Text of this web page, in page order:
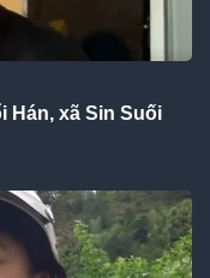
Hán, xã Sin Suối